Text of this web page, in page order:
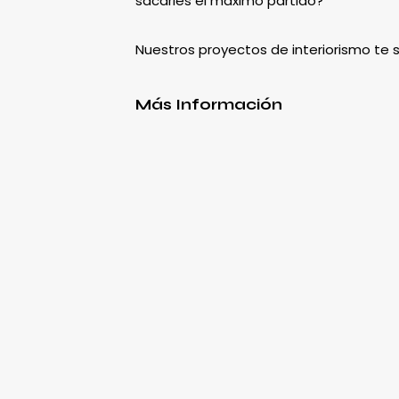
Nuestros proyectos de interiorismo te
Más Información